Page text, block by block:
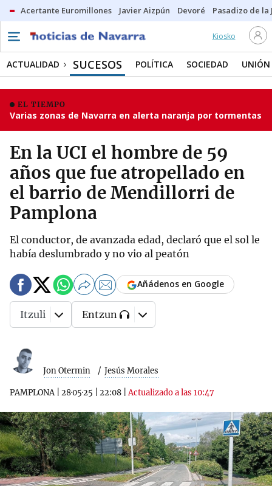
Acertante Euromillones Javier Aizpún Devoré Pasadizo de la
Kiosko
ACTUALIDAD SUCESOS POLÍTICA SOCIEDAD UNIÓN
EL TIEMPO
Varias zonas de Navarra en alerta naranja por tormentas
En la UCI el hombre de 59
años que fue atropellado en
el barrio de Mendillorri de
Pamplona
El conductor, de avanzada edad, declaró que el sol le
había deslumbrado y no vio al peatón
Jon Otermin Jesús Morales
PAMPLONA| 28·05·25 22:08 |Actualizado a las 10:47
Añádenos en Google
Itzuli Entzun